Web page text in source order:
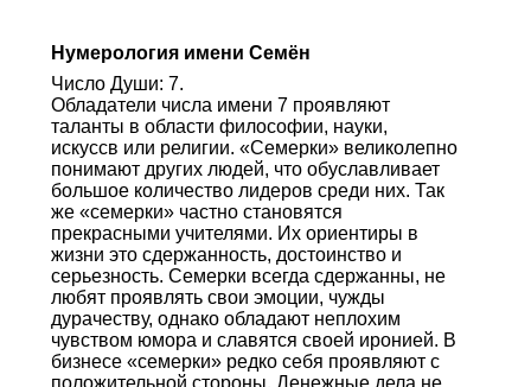
Нумерология имени Семён
Число Души: 7.
Обладатели числа имени 7 проявляют
таланты в области философии, науки,
искуссв или религии. «Семерки» великолепно
понимают других людей, что обуславливает
большое количество лидеров среди них. Так
же «семерки» частно становятся
прекрасными учителями. Их ориентиры в
жизни это сдержанность, достоинство и
серьезность. Семерки всегда сдержанны, не
любят проявлять свои эмоции, чужды
дурачеству, однако обладают неплохим
чувством юмора и славятся своей иронией. В
бизнесе «семерки» редко себя проявляют с
положительной стороны. Денежные дела не